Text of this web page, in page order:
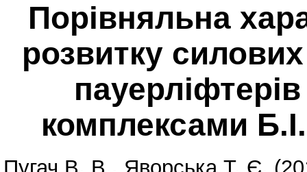
Порівняльна
розвитку
комплексами